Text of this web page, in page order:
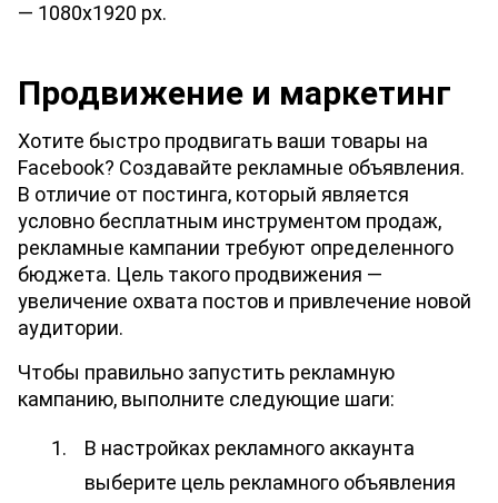
— 1080х1920 px.
Продвижение и маркетинг
Хотите быстро продвигать ваши товары на
Facebook? Создавайте рекламные объявления.
В отличие от постинга, который является
условно бесплатным инструментом продаж,
рекламные кампании требуют определенного
бюджета. Цель такого продвижения —
увеличение охвата постов и привлечение новой
аудитории.
Чтобы правильно запустить рекламную
кампанию, выполните следующие шаги:
В настройках рекламного аккаунта
выберите цель рекламного объявления